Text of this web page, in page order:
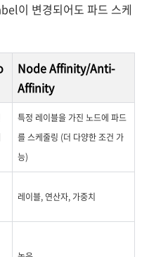
이 변경되어도 파드 스케
Node Affinity/Anti-
Affinity
특정 레이블을 가진 노드에 파드
를 스케줄링 (더 다양한 조건 가
능)
레이블, 연산자, 가중치